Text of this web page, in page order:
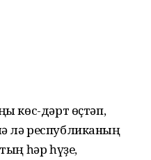
көс-дәрт өҫтәп,
лә республиканың
һәр һүҙе,